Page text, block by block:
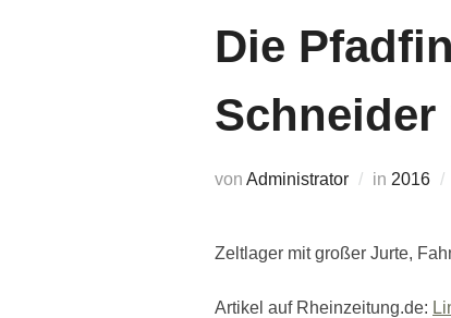
Die
von Administrator in 2016
Zeltlager mit großer Jurte,
Artikel auf Rheinzeitung.de: